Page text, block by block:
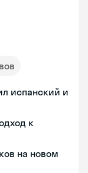
испанский и
к
на новом